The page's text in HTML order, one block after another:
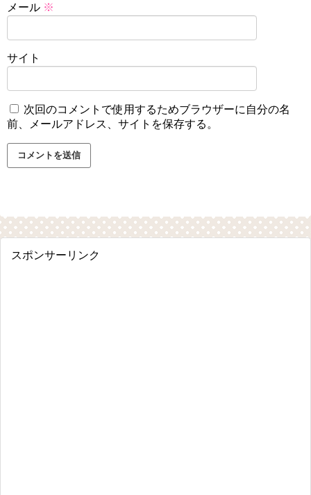
メール ※
サイト
次回のコメントで使用するためブラウザーに自分の名
前、メールアドレス、サイトを保存する。
スポンサーリンク